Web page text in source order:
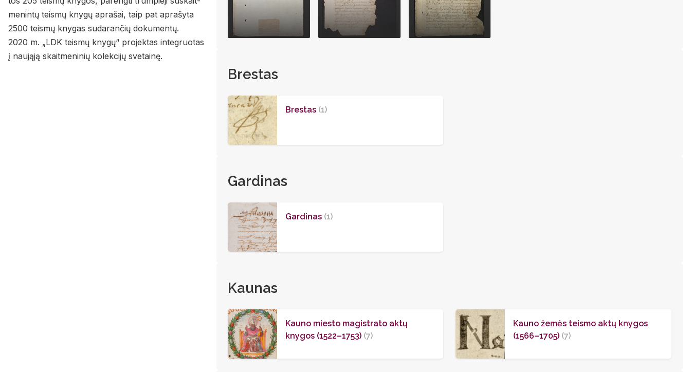
me­nin­tų teis­mų kny­gų ap­ra­šai, taip pat ap­ra­šy­ta
2500 teis­mų kny­gas su­da­ran­čių do­ku­men­tų.
2020 m. „LDK teis­mų kny­gų“ pro­jek­tas in­te­gruo­tas
į nau­ją­ją skait­me­ni­nių ko­lek­ci­jų sve­tai­nę.
Brestas
Brestas (1)
Gardinas
Gardinas (1)
Kaunas
Kauno miesto magistrato aktų
knygos (1522–1753) (7)
Kauno žemės teismo aktų knygos
(1566–1705) (7)